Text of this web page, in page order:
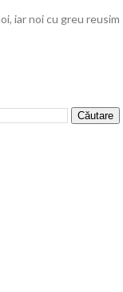
iar noi cu greu reusim